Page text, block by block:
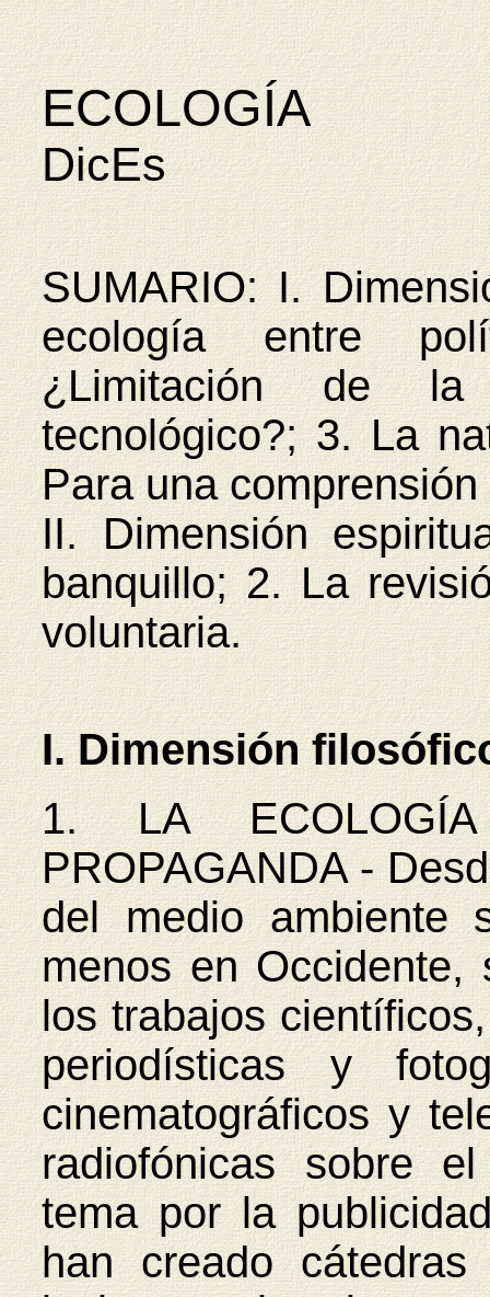
ECOLOGÍA
DicEs
SUMARIO: I.
ecología entre
¿Limitación de la
tecnológico?; 3. La
Para una
II. Dimensión
banquillo; 2. La
voluntaria.
I. Dimensión
1. LA
PROPAGANDA -
del medio ambiente
menos en
los trabajos
periodísticas y
cinematográficos y
radiofónicas sobre
tema por la
han creado